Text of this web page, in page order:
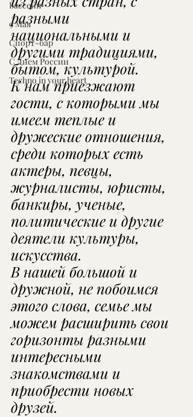
Бассейн
9 Мая
Спорт-бар
С Днем России
Techno in your heart
разными
национальными и
другими традициями,
бытом, культурой.
К нам приезжают
гости, с которыми мы
имеем теплые и
дружеские отношения,
среди которых есть
актеры, певцы,
журналисты, юристы,
банкиры, ученые,
политические и другие
деятели культуры,
искусства.
В нашей большой и
дружной, не побоимся
этого слова, семье мы
можем расширить свои
горизонты разными
интересными
знакомствами и
приобрести новых
друзей.